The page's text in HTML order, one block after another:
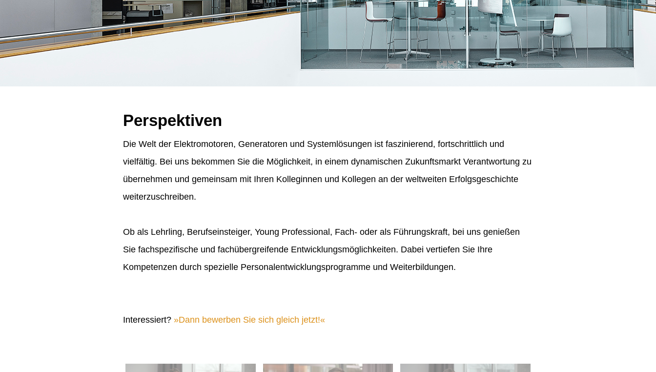
Perspektiven
Die Welt der Elektromotoren, Generatoren und Systemlösungen ist faszinierend, fortschrittlich und
vielfältig. Bei uns bekommen Sie die Möglichkeit, in einem dynamischen Zukunftsmarkt Verantwortung zu
übernehmen und gemeinsam mit Ihren Kolleginnen und Kollegen an der weltweiten Erfolgsgeschichte
weiterzuschreiben.
Ob als Lehrling, Berufseinsteiger, Young Professional, Fach- oder als Führungskraft, bei uns genießen
Sie fachspezifische und fachübergreifende Entwicklungsmöglichkeiten. Dabei vertiefen Sie Ihre
Kompetenzen durch spezielle Personalentwicklungsprogramme und Weiterbildungen.
Interessiert? Dann bewerben Sie sich gleich jetzt!